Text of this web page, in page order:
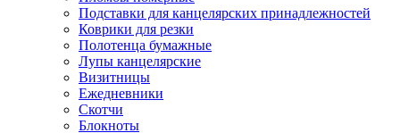
Подставки для канцелярских принадлежностей
Коврики для резки
Полотенца бумажные
Лупы канцелярские
Визитницы
Ежедневники
Скотчи
Блокноты